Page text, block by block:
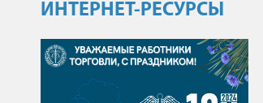
ИНТЕРНЕТ-РЕСУРСЫ